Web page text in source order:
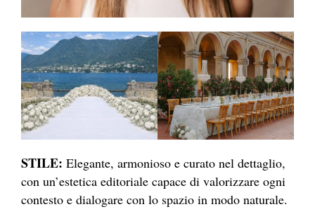
STILE: Elegante, armonioso e curato nel dettaglio,
con un’estetica editoriale capace di valorizzare ogni
contesto e dialogare con lo spazio in modo naturale.